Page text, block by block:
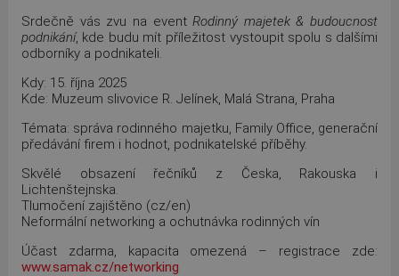
Srdečně vás zvu na eventRodinný majetek & budoucnost
podnikání, kde budu mít příležitost vystoupit spolu s dalšími
odborníky a podnikateli.
Kdy: 15. října 2025
Kde: Muzeum slivovice R. Jelínek, Malá Strana, Praha
Témata: správa rodinného majetku, Family Office, generační
předávání firem i hodnot, podnikatelské příběhy.
Skvělé obsazení řečníků z Česka, Rakouska i
Lichtenštejnska.
Tlumočení zajištěno (cz/en)
Neformální networking a ochutnávka rodinných vín
Účast zdarma, kapacita omezená – registrace zde:
www.samak.cz/networking